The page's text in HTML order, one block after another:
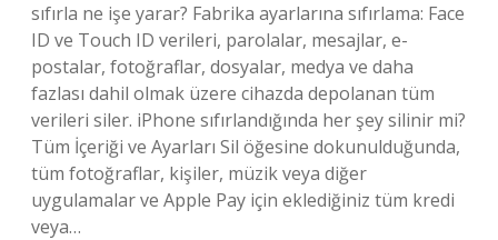
sıfırla ne işe yarar? Fabrika ayarlarına sıfırlama: Face
ID ve Touch ID verileri, parolalar, mesajlar, e-
postalar, fotoğraflar, dosyalar, medya ve daha
fazlası dahil olmak üzere cihazda depolanan tüm
verileri siler. iPhone sıfırlandığında her şey silinir mi?
Tüm İçeriği ve Ayarları Sil öğesine dokunulduğunda,
tüm fotoğraflar, kişiler, müzik veya diğer
uygulamalar ve Apple Pay için eklediğiniz tüm kredi
veya…